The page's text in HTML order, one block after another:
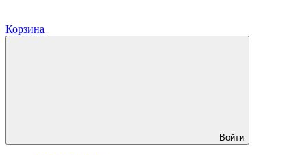
Корзина
Войти